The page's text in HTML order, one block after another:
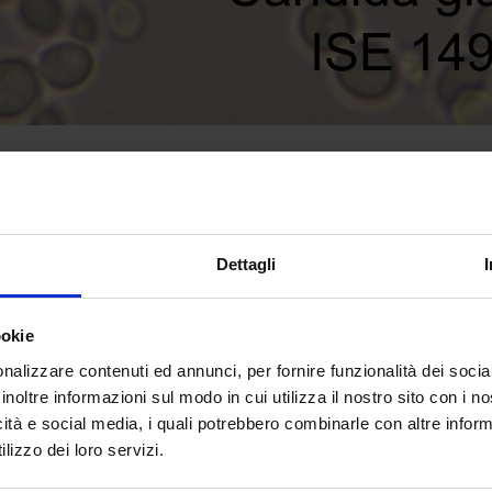
Dettagli
contenuti ed annunci, per fornire funzionalità dei
informazioni sul modo in cui utilizza il nostro sito con i
e social media, i quali potrebbero combinarle con altre
dei loro servizi.
più importanti collezioni di microorganismi di interesse
Enologica del centro. In circa 40 anni di attività di
di organismi utili ai processi di produzione del vino sia di
coltura pura) di lieviti e 280 isolati di batteri lattici,
La collezione è stata corredata con il DNA purificato
oggettiva delle singole specie e, addirittura, alla distinzione